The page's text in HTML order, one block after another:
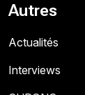
Autres
Actualités
Interviews